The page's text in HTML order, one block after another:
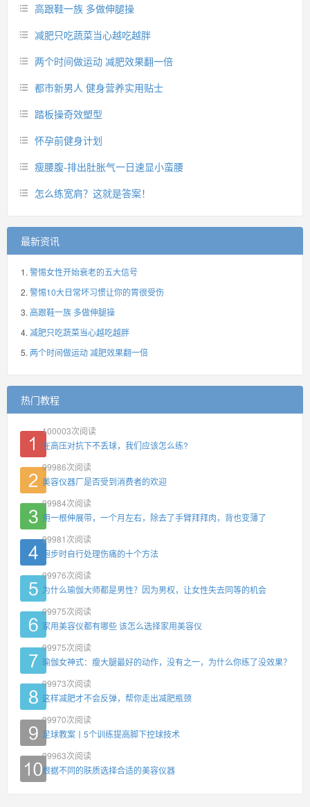
高跟鞋一族 多做伸腿操
减肥只吃蔬菜当心越吃越胖
两个时间做运动 减肥效果翻一倍
都市新男人 健身营养实用贴士
踏板操奇效塑型
怀孕前健身计划
瘦腰腹-排出肚胀气一日速显小蛮腰
怎么练宽肩？这就是答案！
最新资讯
警惕女性开始衰老的五大信号
警惕10大日常坏习惯让你的胃很受伤
高跟鞋一族 多做伸腿操
减肥只吃蔬菜当心越吃越胖
两个时间做运动 减肥效果翻一倍
热门教程
100003次阅读
在高压对抗下不丢球，我们应该怎么练?
99986次阅读
美容仪器厂是否受到消费者的欢迎
99984次阅读
用一根伸展带，一个月左右，除去了手臂拜拜肉，背也变薄了
99981 次阅读
跑步时自行处理伤痛的十个方法
99976次阅读
为什么瑜伽大师都是男性？因为男权，让女性失去同等的机会
99975次阅读
家用美容仪都有哪些 该怎么选择家用美容仪
99975次阅读
瑜伽女神式：瘦大腿最好的动作，没有之一，为什么你练了没效果？
99973次阅读
这样减肥才不会反弹，帮你走出减肥瓶颈
99970次阅读
足球教案丨5个训练提高脚下控球技术
99963次阅读
根据不同的肤质选择合适的美容仪器